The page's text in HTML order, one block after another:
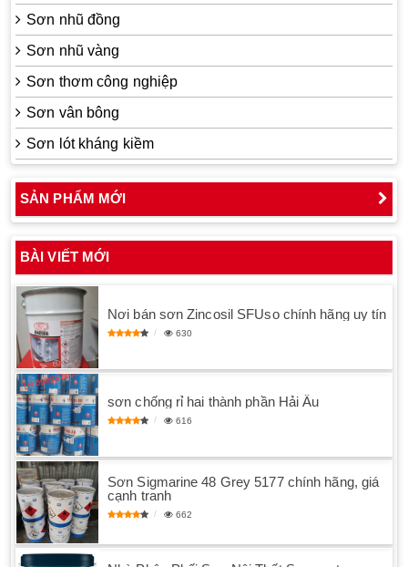
Sơn nhũ đồng
Sơn nhũ vàng
Sơn thơm công nghiệp
Sơn vân bông
Sơn lót kháng kiềm
SẢN PHẨM MỚI
BÀI VIẾT MỚI
Nơi bán sơn Zincosil SFUso chính hãng uy tín
630
sơn chống rỉ hai thành phần Hải Âu
616
Sơn Sigmarine 48 Grey 5177 chính hãng, giá
cạnh tranh
662